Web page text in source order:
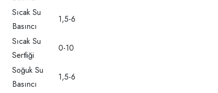
Sıcak Su
Basıncı
1,5-6
Sıcak Su
Sertliği
0-10
Soğuk Su
Basıncı
1,5-6